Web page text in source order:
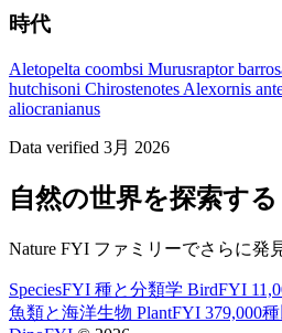
時代
Aletopelta coombsi Murusraptor
hutchisoni Chirostenotes Alexornis
aliocranianus
Data verified 3月 2026
自然の世界を探索する
Nature FYI ファミリーでさらに発
SpeciesFYI 種と分類学 BirdFYI
魚類と海洋生物 PlantFYI 379,000